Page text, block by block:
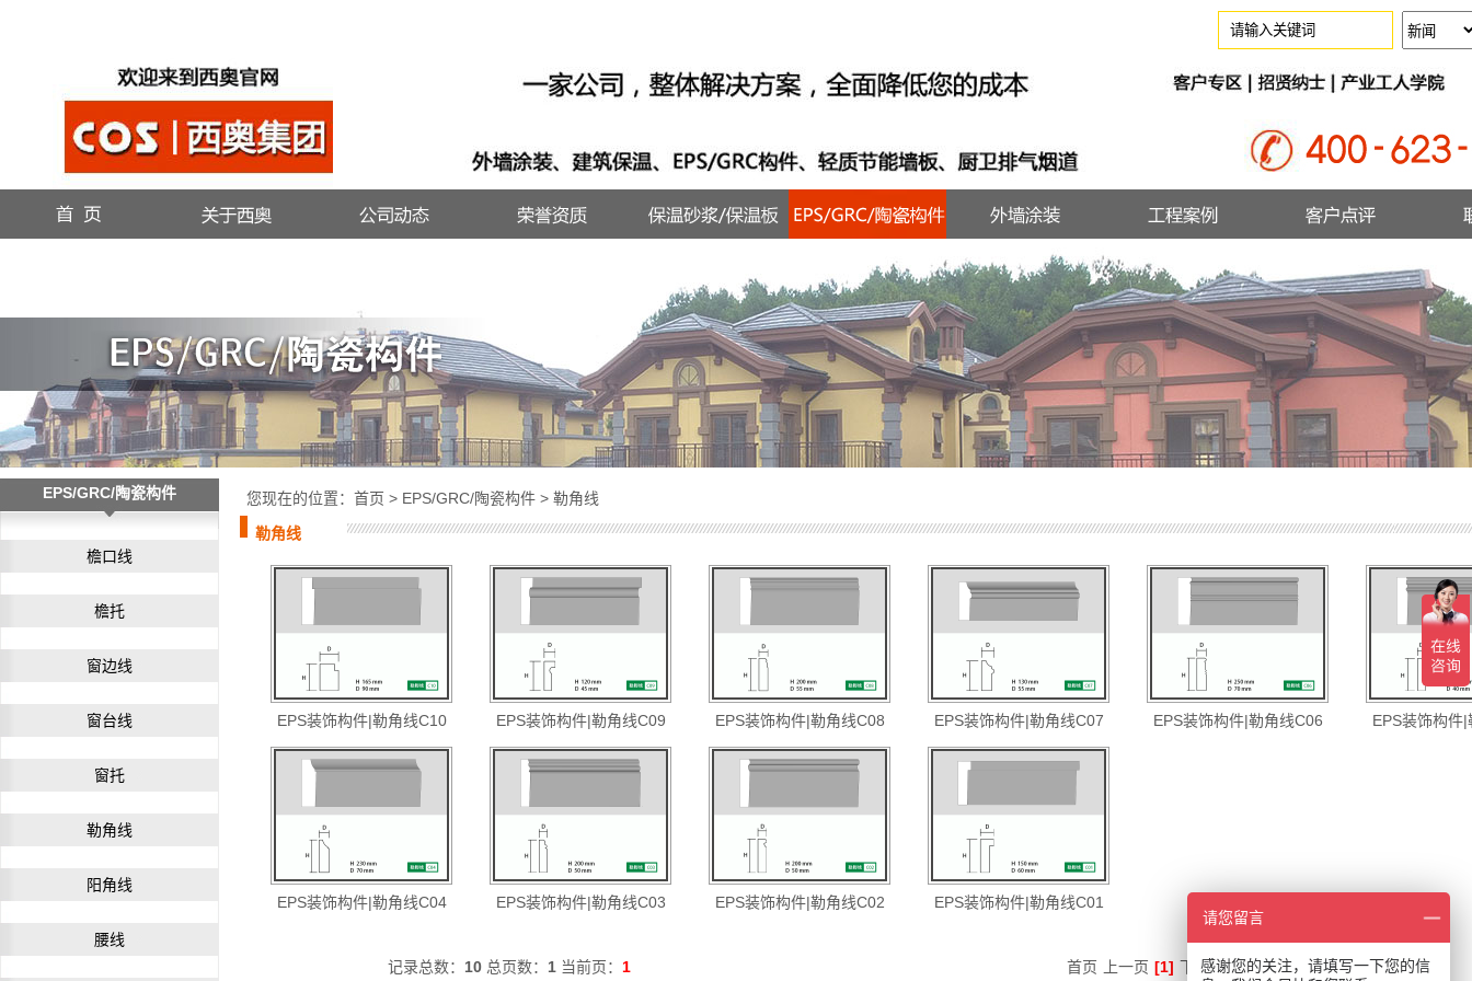
EPS/GRC/陶瓷构件
檐口线
檐托
窗边线
窗台线
窗托
勒角线
阳角线
腰线
您现在的位置： 首页 > EPS/GRC/陶瓷构件 > 勒角线
勒角线
EPS装饰构件|勒角线C10 EPS装饰构件|勒角线C09 EPS装饰构件|勒角线C08 EPS装饰构件|勒角线C07 EPS装饰构件|勒角线C06 EPS装饰构件
EPS装饰构件|勒角线C04 EPS装饰构件|勒角线C03 EPS装饰构件|勒角线C02 EPS装饰构件|勒角线C01
记录总数： 10 总页数： 1 当前页： 1 首页 上一页 [1] 下一页 尾页
请您留言
感谢您的关注，请填写一下您的信